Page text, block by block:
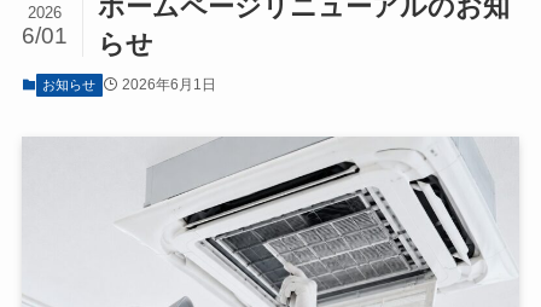
ホームページリニューアルのお知
らせ
2026
6/01
お知らせ 2026年6月1日